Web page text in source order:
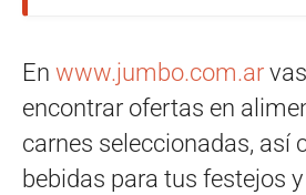
En www.jumbo.com.ar
encontrar ofertas en
carnes seleccionadas, así
bebidas para tus festejos